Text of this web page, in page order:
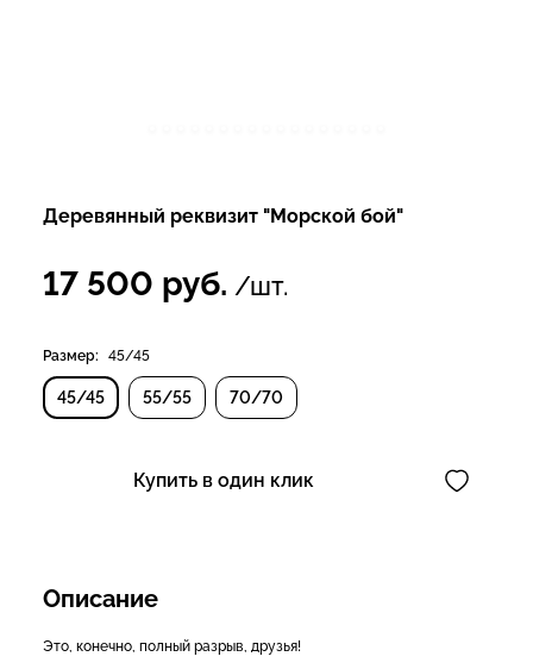
Деревянный реквизит "Морской бой"
17 500 руб. /шт.
Размер: 45/45
45/45 55/55 70/70
Купить в один клик
Описание
Это, конечно, полный разрыв, друзья!